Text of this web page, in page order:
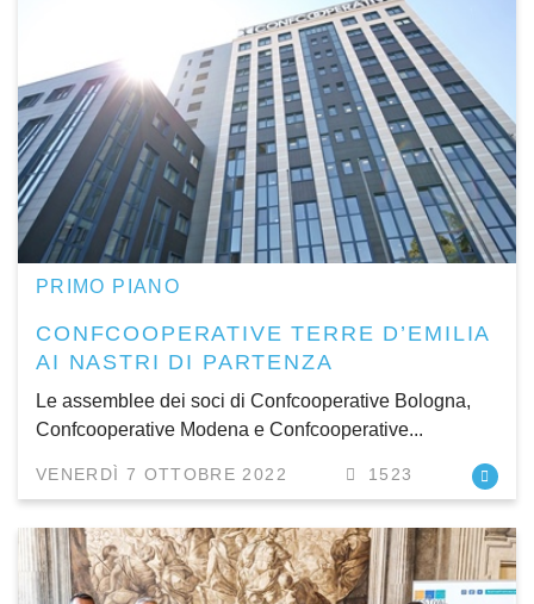
PRIMO PIANO
CONFCOOPERATIVE TERRE D’EMILIA
AI NASTRI DI PARTENZA
Le assemblee dei soci di Confcooperative Bologna,
Confcooperative Modena e Confcooperative...
VENERDÌ 7 OTTOBRE 2022 1523